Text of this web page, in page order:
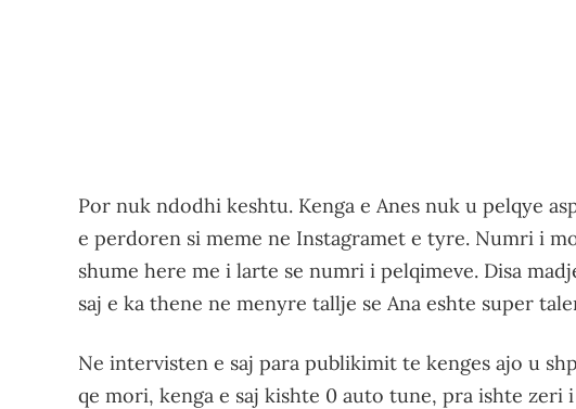
Por nuk ndodhi keshtu. Kenga e Anes nuk u pelqye
e perdoren si meme ne Instagramet e tyre. Numri i
shume here me i larte se numri i pelqimeve. Disa
saj e ka thene ne menyre tallje se Ana eshte super
Ne intervisten e saj para publikimit te kenges ajo u
qe mori, kenga e saj kishte 0 auto tune, pra ishte zeri